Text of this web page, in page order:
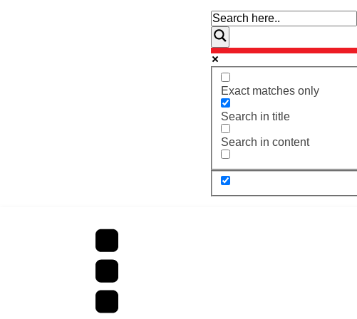
Exact matches only
Search in title
Search in content